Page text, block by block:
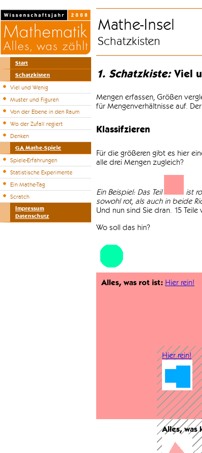
Start
Schatzkisten
Viel und Wenig
Muster und Figuren
Von der Ebene in den Raum
Wo der Zufall regiert
Denken
GA Mathe-Spiele
Spiele-Erfahrungen
Statistische Experimente
Ein Mathe-Tag
Scratch
Impressum
Datenschutz
Mathe-Insel
Schatzkisten
1. Schatzkiste:Viel
Mengen erfassen, Größen
für Mengenverhältnisse auf.
Klassifzieren
Für die größeren gibt es hier
alle drei Mengen zugleich?
Ein Beispiel: Das Teil
ist
sowohl rot, als auch in beide
Und nun sind Sie dran. 15 Teile
Wo soll das hin?
Alles, was rot ist: Hier rein!
Hier rein!
Alles, was